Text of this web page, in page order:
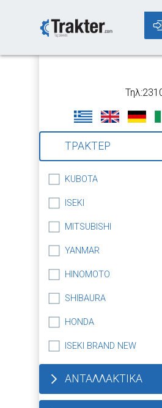
ΤΡΑΚΤΕΡ
KUBOTA
ISEKI
MITSUBISHI
YANMAR
HINOMOTO
SHIBAURA
HONDA
ISEKI BRAND NEW
ΑΝΤΑΛΛΑΚΤΙΚΑ